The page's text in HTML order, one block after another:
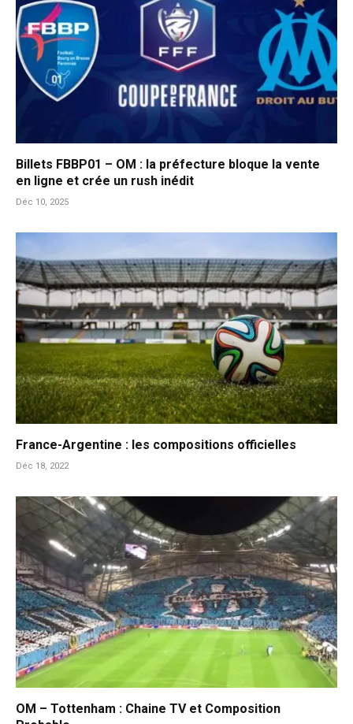
Billets FBBP01 – OM : la préfecture bloque la vente
en ligne et crée un rush inédit
Déc 10, 2025
France-Argentine : les compositions officielles
Déc 18, 2022
OM – Tottenham : Chaine TV et Composition